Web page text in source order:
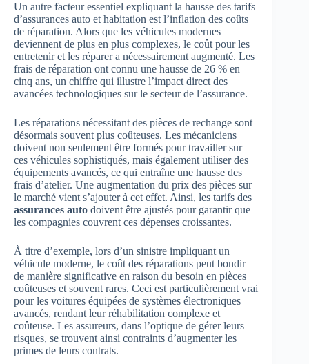
Un autre facteur essentiel expliquant la hausse des tarifs
d’assurances auto et habitation est l’inflation des coûts
de réparation. Alors que les véhicules modernes
deviennent de plus en plus complexes, le coût pour les
entretenir et les réparer a nécessairement augmenté. Les
frais de réparation ont connu une hausse de 26 % en
cinq ans, un chiffre qui illustre l’impact direct des
avancées technologiques sur le secteur de l’assurance.
Les réparations nécessitant des pièces de rechange sont
désormais souvent plus coûteuses. Les mécaniciens
doivent non seulement être formés pour travailler sur
ces véhicules sophistiqués, mais également utiliser des
équipements avancés, ce qui entraîne une hausse des
frais d’atelier. Une augmentation du prix des pièces sur
le marché vient s’ajouter à cet effet. Ainsi, les tarifs des
assurances auto doivent être ajustés pour garantir que
les compagnies couvrent ces dépenses croissantes.
À titre d’exemple, lors d’un sinistre impliquant un
véhicule moderne, le coût des réparations peut bondir
de manière significative en raison du besoin en pièces
coûteuses et souvent rares. Ceci est particulièrement vrai
pour les voitures équipées de systèmes électroniques
avancés, rendant leur réhabilitation complexe et
coûteuse. Les assureurs, dans l’optique de gérer leurs
risques, se trouvent ainsi contraints d’augmenter les
primes de leurs contrats.